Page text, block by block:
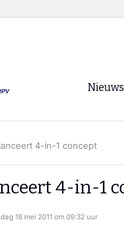
Nieuws
RSS
4-in-1 concept
4-in-1
18 mei 2011 om 09:32 uur